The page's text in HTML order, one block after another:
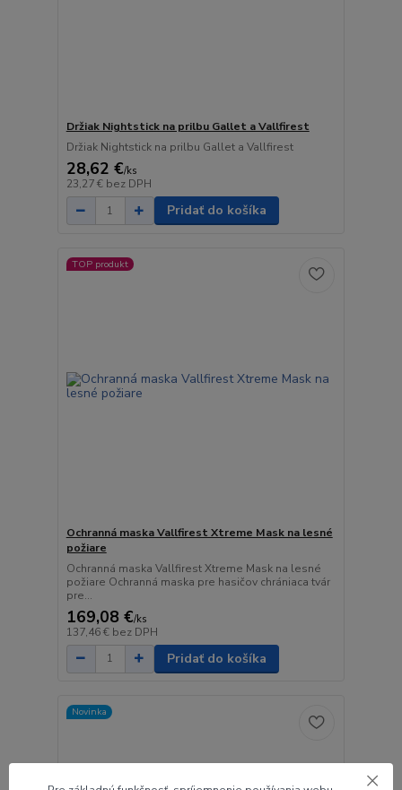
Držiak Nightstick na prilbu Gallet a Vallfirest
Držiak Nightstick na prilbu Gallet a Vallfirest
28,62 €/ks
23,27 € bez DPH
Pridať do košíka
TOP produkt
Ochranná maska Vallfirest Xtreme Mask na lesné
požiare
Ochranná maska Vallfirest Xtreme Mask na lesné
požiare Ochranná maska pre hasičov chrániaca tvár
pre...
169,08 €/ks
137,46 € bez DPH
Pridať do košíka
Novinka